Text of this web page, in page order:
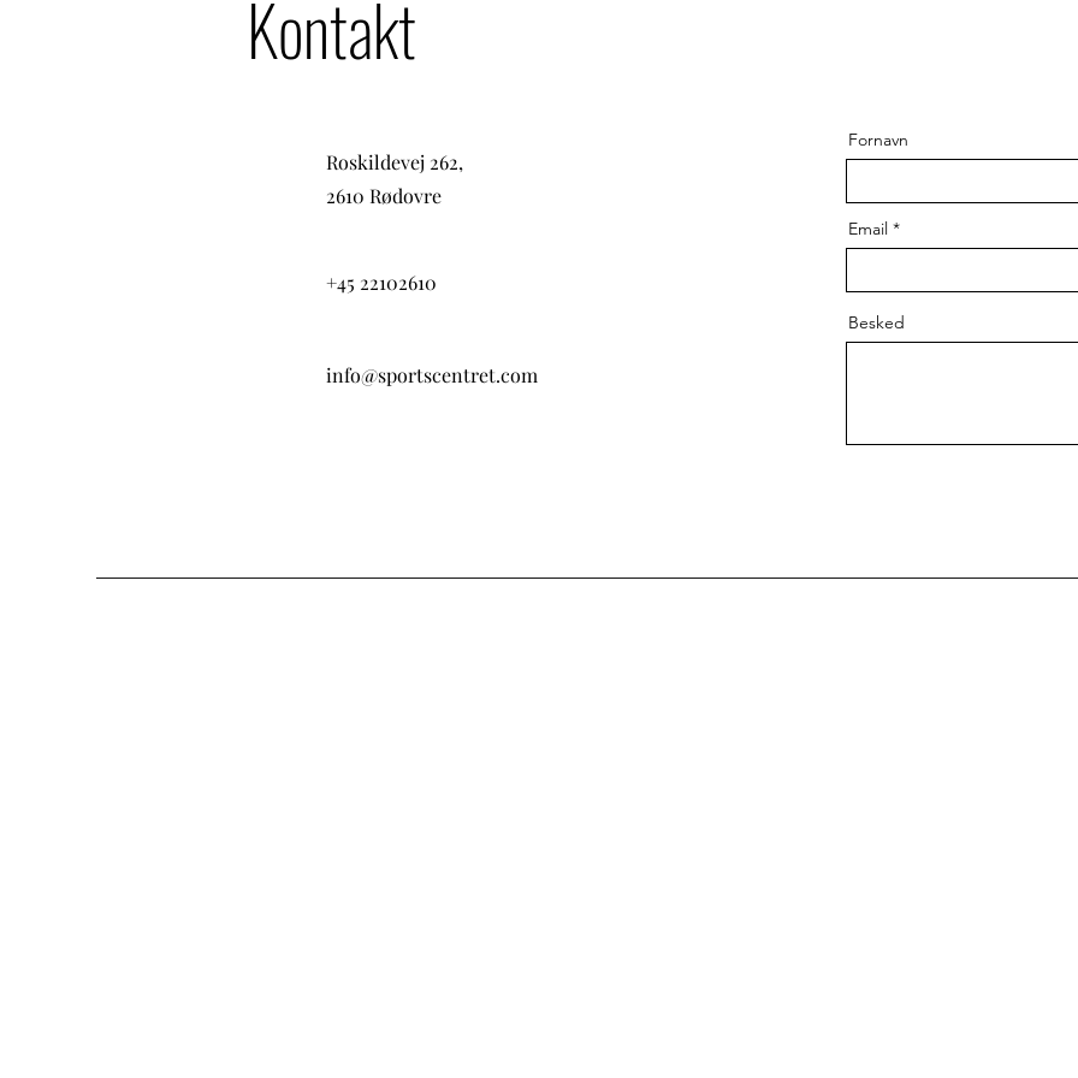
Kontakt
Roskildevej 262,
2610 Rødovre
+45 22102610
info@sportscentret.com
Fornavn
Email
Besked